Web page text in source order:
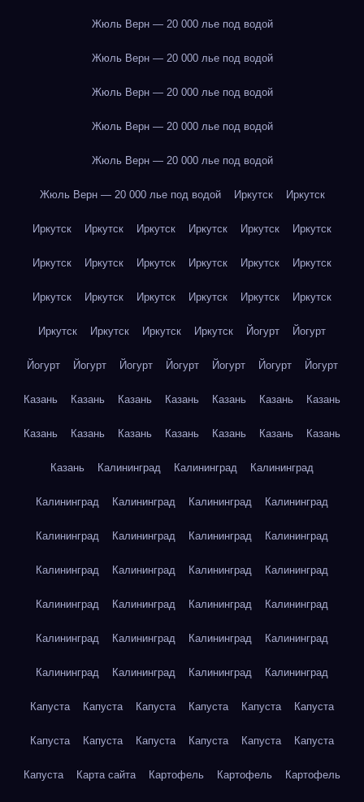
Жюль Верн — 20 000 лье под водой
Жюль Верн — 20 000 лье под водой
Жюль Верн — 20 000 лье под водой
Жюль Верн — 20 000 лье под водой
Жюль Верн — 20 000 лье под водой
Жюль Верн — 20 000 лье под водой Иркутск Иркутск
Иркутск Иркутск Иркутск Иркутск Иркутск Иркутск
Иркутск Иркутск Иркутск Иркутск Иркутск Иркутск
Иркутск Иркутск Иркутск Иркутск Иркутск Иркутск
Иркутск Иркутск Иркутск Иркутск Йогурт Йогурт
Йогурт Йогурт Йогурт Йогурт Йогурт Йогурт Йогурт
Казань Казань Казань Казань Казань Казань Казань
Казань Казань Казань Казань Казань Казань Казань
Казань Калининград Калининград Калининград
Калининград Калининград Калининград Калининград
Калининград Калининград Калининград Калининград
Калининград Калининград Калининград Калининград
Калининград Калининград Калининград Калининград
Калининград Калининград Калининград Калининград
Калининград Калининград Калининград Калининград
Капуста Капуста Капуста Капуста Капуста Капуста
Капуста Капуста Капуста Капуста Капуста Капуста
Капуста Карта сайта Картофель Картофель Картофель